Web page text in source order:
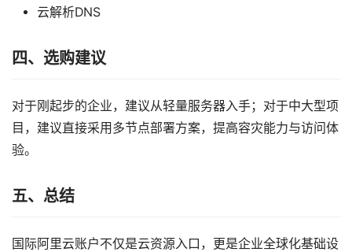
云解析DNS
四、选购建议
对于刚起步的企业，建议从轻量服务器入手；对于中大型项
目，建议直接采用多节点部署方案，提高容灾能力与访问体
验。
五、总结
国际阿里云账户不仅是云资源入口，更是企业全球化基础设